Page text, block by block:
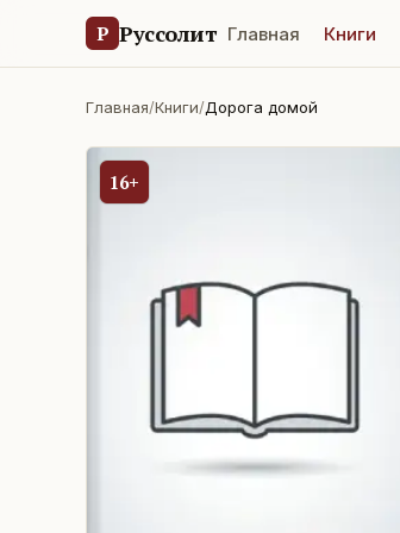
Р Руссолит Главная Книги
Главная/Книги/Дорога домой
16+